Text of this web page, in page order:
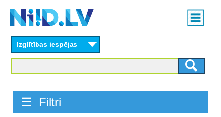
content
Main
menu
Izglītības iespējas
☰ Filtri